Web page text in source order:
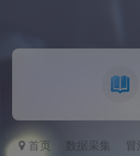
首页 数据采集 冒